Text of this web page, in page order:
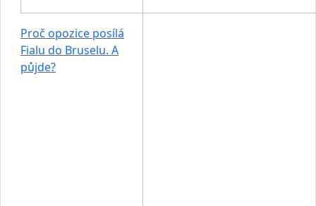
Proč opozice posílá
Fialu do Bruselu. A
půjde?